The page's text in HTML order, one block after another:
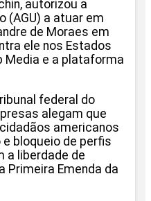
autorizou a
(AGU) a atuar em
de Moraes em
ele nos Estados
Media e a plataforma
federal do
alegam que
americanos
bloqueio de perfis
a liberdade de
Primeira Emenda da